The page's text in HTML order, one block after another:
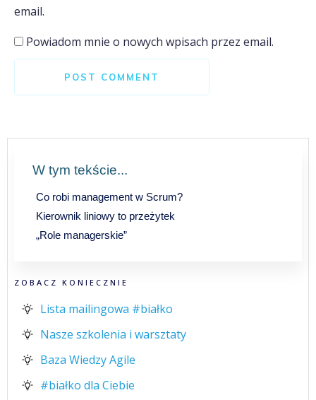
email.
Powiadom mnie o nowych wpisach przez email.
POST COMMENT
W tym tekście...
Co robi management w Scrum?
Kierownik liniowy to przeżytek
„Role managerskie”
ZOBACZ KONIECZNIE
Lista mailingowa #białko
Nasze szkolenia i warsztaty
Baza Wiedzy Agile
#białko dla Ciebie